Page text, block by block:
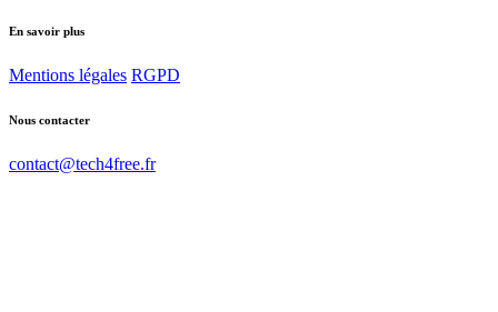
En savoir plus
Mentions légales RGPD
Nous contacter
contact@tech4free.fr